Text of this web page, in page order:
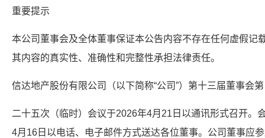
重要提示
本公司董事会及全体董事保证本公告内容不存在任何虚假记
其内容的真实性、准确性和完整性承担法律责任。
信达地产股份有限公司（以下简称“公司”）第十三届董事会第
二十五次（临时）会议于2026年4月21日以通讯形式召开。
4月16日以电话、电子邮件方式送达各位董事。公司董事应